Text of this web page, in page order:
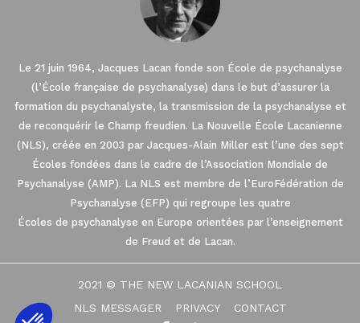
Le 21 juin 1964, Jacques Lacan fonde son École de psychanalyse
(l’École française de psychanalyse) dans le but d’assurer la
formation du psychanalyste, la transmission de la psychanalyse et
de reconquérir le Champ freudien. La Nouvelle École Lacanienne
(NLS), créée en 2003 par Jacques-Alain Miller est l’une des sept
Écoles fondées dans le cadre de l’Association Mondiale de
Psychanalyse (AMP). La NLS est membre de l’EuroFédération de
Psychanalyse (EFP) qui regroupe les quatre
Écoles de psychanalyse en Europe orientées par l’enseignement
de Freud et de Lacan.
2021 © THE NEW LACANIAN SCHOOL
NLS MESSAGER
PRIVACY CONTACT